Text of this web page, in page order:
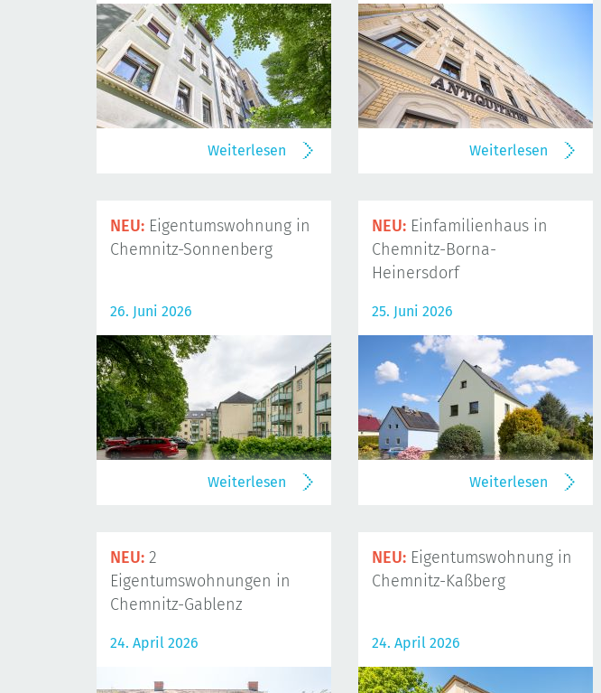
Weiterlesen Weiterlesen
NEU: Eigentumswohnung in
Chemnitz-Sonnenberg
26. Juni 2026
Weiterlesen
NEU: Einfamilienhaus in
Chemnitz-Borna-
Heinersdorf
25. Juni 2026
Weiterlesen
NEU: 2
Eigentumswohnungen in
Chemnitz-Gablenz
24. April 2026
NEU: Eigentumswohnung in
Chemnitz-Kaßberg
24. April 2026